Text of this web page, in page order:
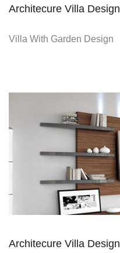
Architecure Villa Design
Villa With Garden Design
Architecure Villa Design